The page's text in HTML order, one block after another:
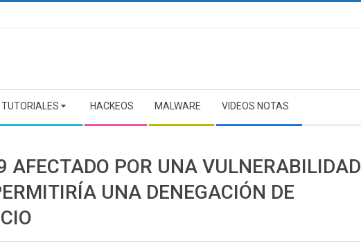
TUTORIALES HACKEOS MALWARE VIDEOS NOTAS
AFECTADO POR UNA VULNERABILIDAD
UNA DENEGACIÓN DE